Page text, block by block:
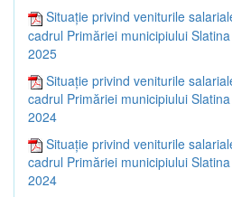
Situație privind veniturile
cadrul Primăriei municipiului
2025
Situație privind veniturile
cadrul Primăriei municipiului
2024
Situație privind veniturile
cadrul Primăriei municipiului
2024